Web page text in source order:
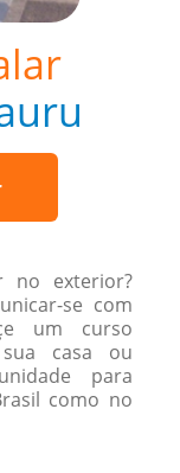
no exterior?
se com
um curso
casa ou
para
como no